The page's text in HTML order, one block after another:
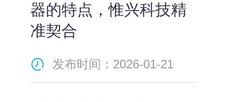
器的特点，惟兴科技精
准契合
发布时间：2026-01-21